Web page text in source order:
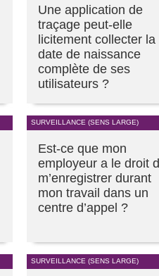
Une application de
traçage peut-elle
licitement collecter la
date de naissance
complète de ses
utilisateurs ?
SURVEILLANCE (SENS LARGE)
Est-ce que mon
employeur a le droit
m’enregistrer durant
mon travail dans un
centre d’appel ?
SURVEILLANCE (SENS LARGE)